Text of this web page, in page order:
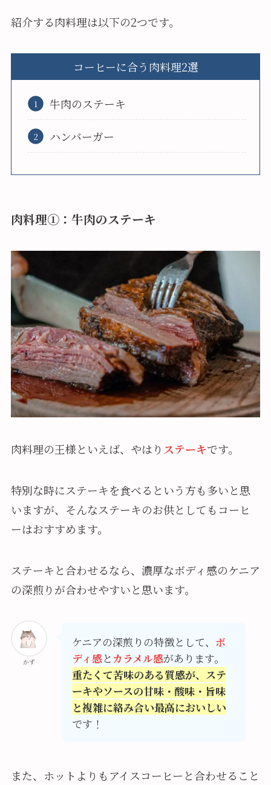
紹介する肉料理は以下の2つです。
コーヒーに合う肉料理2選
牛肉のステーキ
ハンバーガー
肉料理①：牛肉のステーキ
肉料理の王様といえば、やはり ステーキです。
特別な時にステーキを食べるという方も多いと思
いますが、そんなステーキのお供としてもコーヒ
ーはおすすめます。
ステーキと合わせるなら、濃厚なボディ感のケニア
の深煎りが合わせやすいと思います。
かず
ケニアの深煎りの特徴として、 ボ
ディ感と カラメル感があります。
重たくて苦味のある質感が、ステ
ーキやソースの甘味・酸味・旨味
と複雑に絡み合い最高においしい
です！
また、ホットよりもアイスコーヒーと合わせること